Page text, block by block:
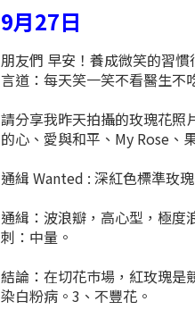
9月27日
朋友們 早安！養成微笑的習
言道：每天笑一笑不看醫生不
請分享我昨天拍攝的玫瑰花照
的心、愛與和平、My Rose、
通緝 Wanted : 深紅色標準玫
通緝：波浪瓣，高心型，極度
刺：中量。
結論：在切花巿場，紅玫瑰是
染白粉病。3、不豐花。